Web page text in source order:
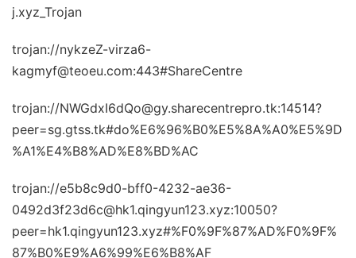
j.xyz_Trojan
trojan://nykzeZ-virza6-
kagmyf@teoeu.com:443#ShareCentre
trojan://NWGdxI6dQo@gy.sharecentrepro.tk:14514?
peer=sg.gtss.tk#do%E6%96%B0%E5%8A%A0%E5%9D
%A1%E4%B8%AD%E8%BD%AC
trojan://e5b8c9d0-bff0-4232-ae36-
0492d3f23d6c@hk1.qingyun123.xyz:10050?
peer=hk1.qingyun123.xyz#%F0%9F%87%AD%F0%9F%
87%B0%E9%A6%99%E6%B8%AF